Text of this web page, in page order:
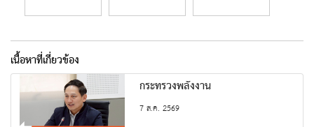
เนื้อหาที่เกี่ยวข้อง
กระทรวงพลังงาน
7 ส.ค. 2569